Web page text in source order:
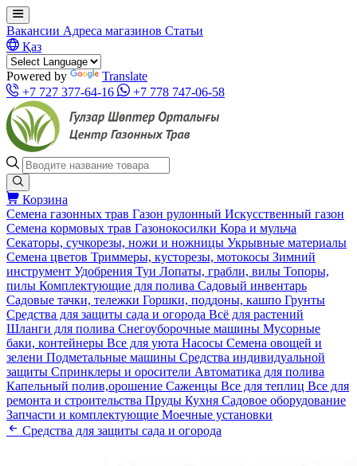
Вакансии Адреса магазинов Статьи
Қаз
Powered by
Translate
+7 727 377-64-16
+7 778 747-06-58
Корзина
Семена газонных трав Газон рулонный Искусственный газон
Семена кормовых трав Газонокосилки Кора и мульча
Секаторы, сучкорезы, ножи и ножницы Укрывные материалы
Семена цветов Триммеры, кусторезы, мотокосы Зимний
инструмент Удобрения Туи Лопаты, грабли, вилы Топоры,
пилы Комплектующие для полива Садовый инвентарь
Садовые тачки, тележки Горшки, поддоны, кашпо Грунты
Средства для защиты сада и огорода Всё для растений
Шланги для полива Снегоуборочные машины Мусорные
баки, контейнеры Все для уюта Насосы Семена овощей и
зелени Подметальные машины Средства индивидуальной
защиты Спринклеры и оросители Автоматика для полива
Капельный полив,орошение Саженцы Все для теплиц Все для
ремонта и строительства Пруды Кухня Садовое оборудование
Запчасти и комплектующие Моечные установки
Средства для защиты сада и огорода